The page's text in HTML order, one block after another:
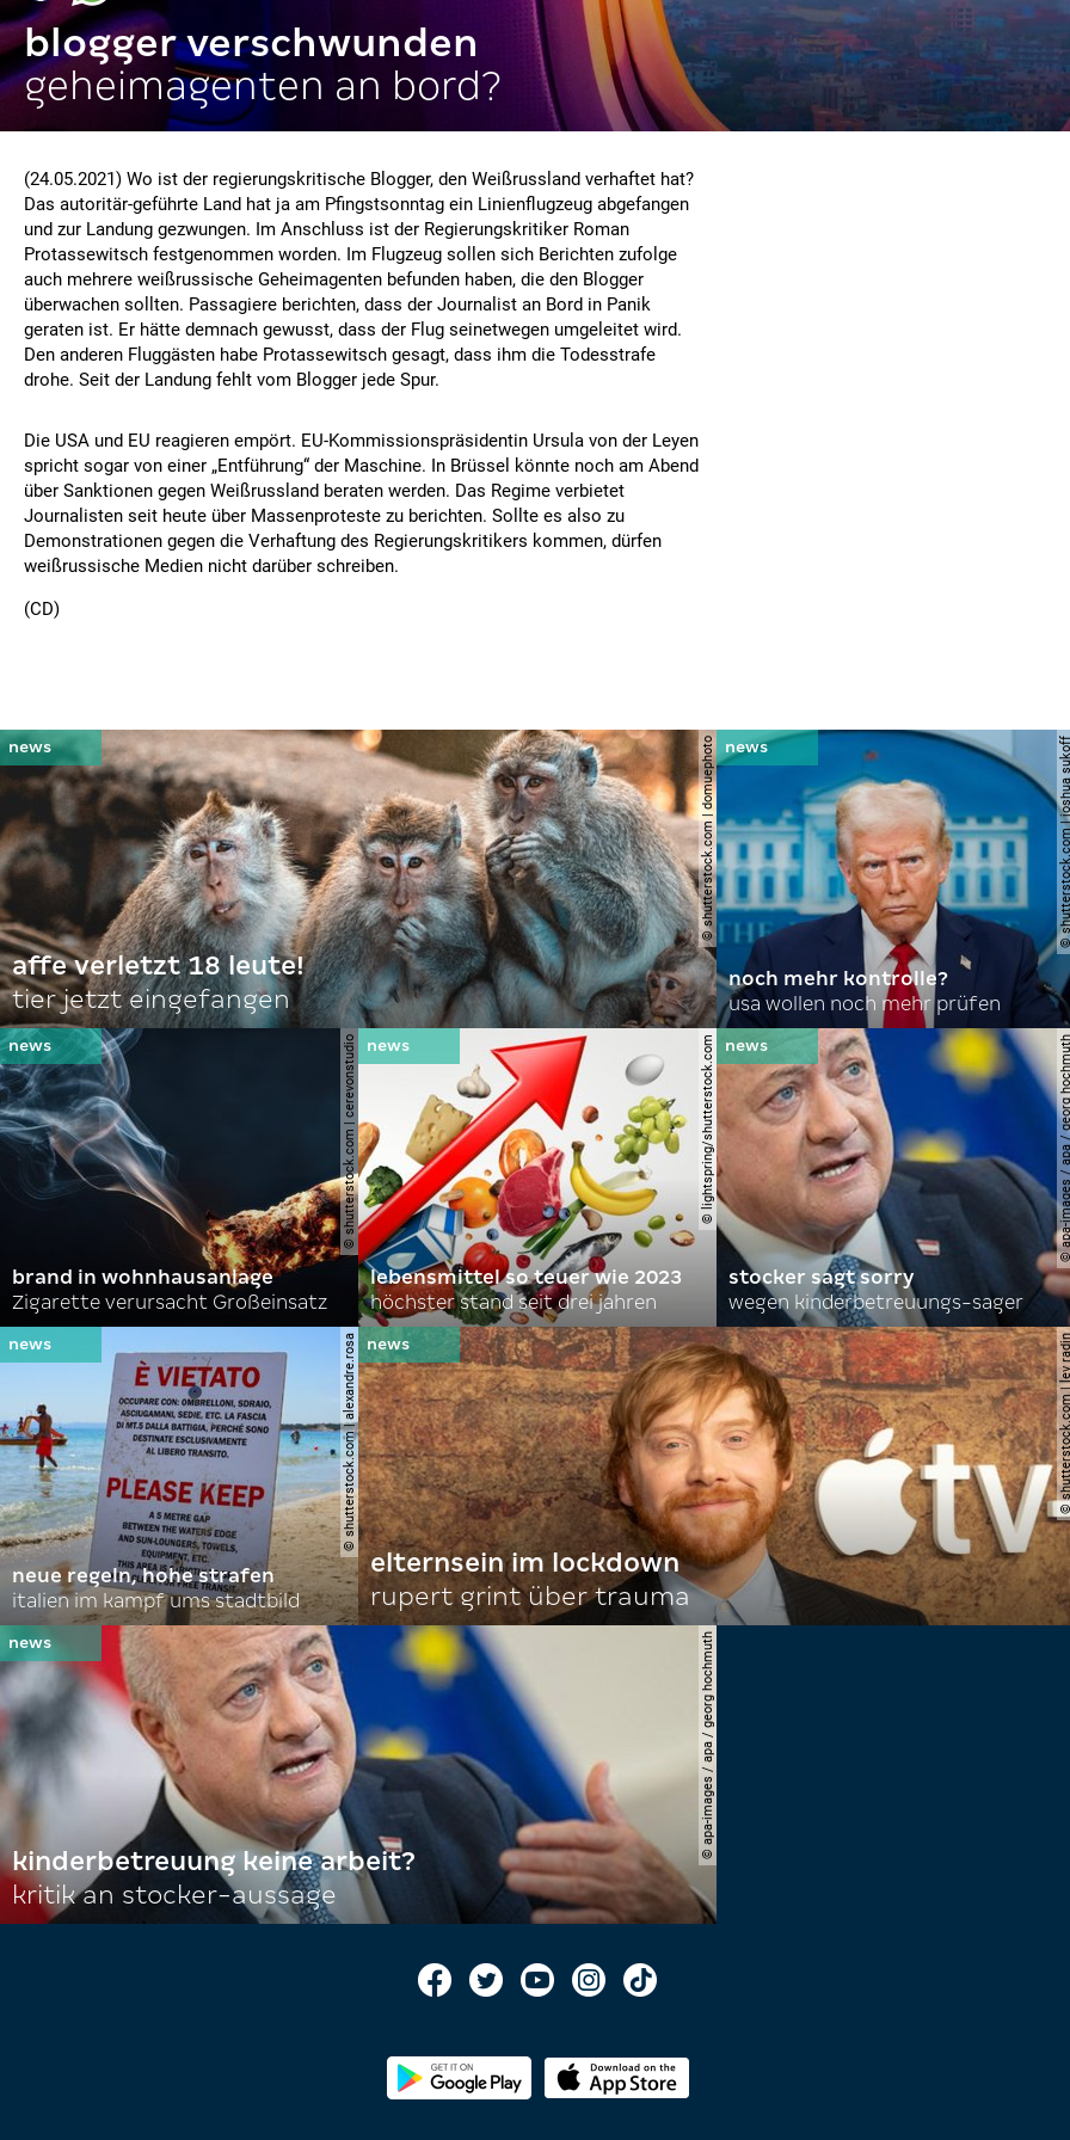
blogger verschwunden
geheimagenten an bord?
(24.05.2021) Wo ist der regierungskritische Blogger, den Weißrussland verhaftet hat?
Das autoritär-geführte Land hat ja am Pfingstsonntag ein Linienflugzeug abgefangen
und zur Landung gezwungen. Im Anschluss ist der Regierungskritiker Roman
Protassewitsch festgenommen worden. Im Flugzeug sollen sich Berichten zufolge
auch mehrere weißrussische Geheimagenten befunden haben, die den Blogger
überwachen sollten. Passagiere berichten, dass der Journalist an Bord in Panik
geraten ist. Er hätte demnach gewusst, dass der Flug seinetwegen umgeleitet wird.
Den anderen Fluggästen habe Protassewitsch gesagt, dass ihm die Todesstrafe
drohe. Seit der Landung fehlt vom Blogger jede Spur.
Die USA und EU reagieren empört. EU-Kommissionspräsidentin Ursula von der Leyen
spricht sogar von einer „Entführung“ der Maschine. In Brüssel könnte noch am Abend
über Sanktionen gegen Weißrussland beraten werden. Das Regime verbietet
Journalisten seit heute über Massenproteste zu berichten. Sollte es also zu
Demonstrationen gegen die Verhaftung des Regierungskritikers kommen, dürfen
weißrussische Medien nicht darüber schreiben.
(CD)
© shutterstock.com | domuephoto
affe verletzt 18 leute!
tier jetzt eingefangen
©
noch mehr kontrolle?
usa wollen noch mehr prüfen
© shutterstock.com | cerevonstudio
brand in wohnhausanlage
Zigarette verursacht Großeinsatz
© lightspring/shutterstock.com
lebensmittel so teuer wie 2023
höchster stand seit drei jahren
© apa-images /
stocker sagt sorry
wegen kinderbetreuungs-sager
© shutterstock.com | alexandre.rosa
neue regeln, hohe strafen
italien im kampf ums stadtbild
©
elternsein im lockdown
rupert grint über trauma
© apa-images / apa / georg hochmuth
kinderbetreuung keine arbeit?
kritik an stocker-aussage